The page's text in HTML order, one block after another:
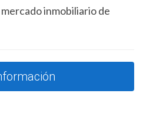
que necesitarás para solicitar
(talones de pago,
deudas
(licencia de conducir,
inmobiliario de